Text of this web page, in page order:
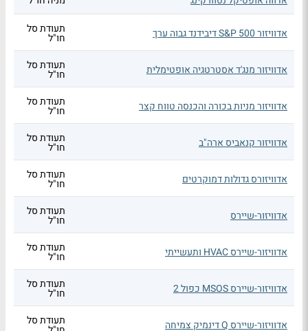
אדוויזור S&P 500 דיבידנד גבוה ערך תעודת סל
חו"ל
אדוויזור מנג'ד אסטרטגיה אופטימלית תעודת סל
חו"ל
אדוויזור מניות בכורה והכנסה טווח קצר תעודת סל
חו"ל
אדוויזור קנאביס ארה"ב תעודת סל
חו"ל
אדוויזורס גדולות דמוקרטים תעודת סל
חו"ל
אדוויזור-שיירס תעודת סל
חו"ל
אדוויזור-שיירס HVAC ותעשייתי תעודת סל
חו"ל
אדוויזור-שיירס MSOS כפול 2 תעודת סל
חו"ל
אדוויזור-שיירס Q דינמיק צמיחה תעודת סל